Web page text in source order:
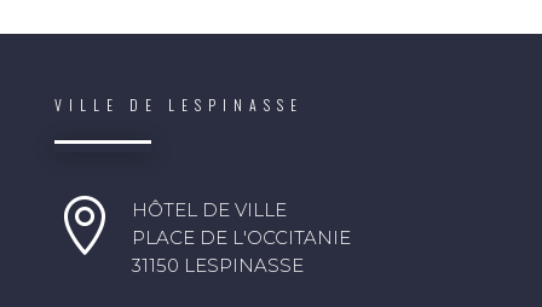
VILLE DE LESPINASSE

HÔTEL DE VILLE
PLACE DE L'OCCITANIE
31150 LESPINASSE